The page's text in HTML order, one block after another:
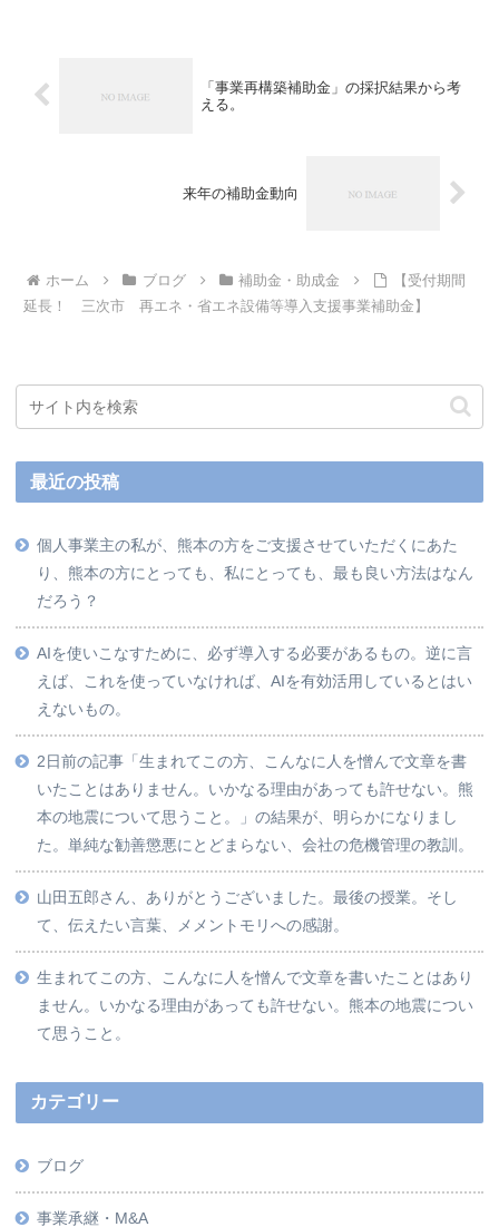
「事業再構築補助金」の採択結果から考
える。
来年の補助金動向
ホーム ブログ 補助金・助成金
【受付期間
延長！ 三次市 再エネ・省エネ設備等導入支援事業補助金】
最近の投稿
個人事業主の私が、熊本の方をご支援させていただくにあた
り、熊本の方にとっても、私にとっても、最も良い方法はなん
だろう？
AIを使いこなすために、必ず導入する必要があるもの。逆に言
えば、これを使っていなければ、AIを有効活用しているとはい
えないもの。
2日前の記事「生まれてこの方、こんなに人を憎んで文章を書
いたことはありません。いかなる理由があっても許せない。熊
本の地震について思うこと。」の結果が、明らかになりまし
た。単純な勧善懲悪にとどまらない、会社の危機管理の教訓。
山田五郎さん、ありがとうございました。最後の授業。そし
て、伝えたい言葉、メメントモリへの感謝。
生まれてこの方、こんなに人を憎んで文章を書いたことはあり
ません。いかなる理由があっても許せない。熊本の地震につい
て思うこと。
カテゴリー
ブログ
事業承継・M&A